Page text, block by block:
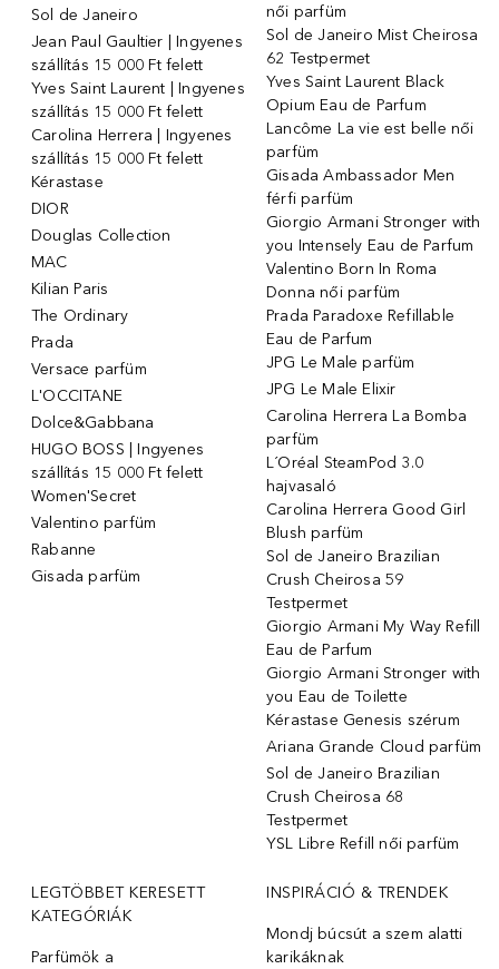
Sol de Janeiro
Jean Paul Gaultier | Ingyenes
szállítás 15 000 Ft felett
Yves Saint Laurent | Ingyenes
szállítás 15 000 Ft felett
Carolina Herrera | Ingyenes
szállítás 15 000 Ft felett
Kérastase
DIOR
Douglas Collection
MAC
Kilian Paris
The Ordinary
Prada
Versace parfüm
L'OCCITANE
Dolce&Gabbana
HUGO BOSS | Ingyenes
szállítás 15 000 Ft felett
Women'Secret
Valentino parfüm
Rabanne
Gisada parfüm
női parfüm
Sol de Janeiro Mist Cheirosa
62 Testpermet
Yves Saint Laurent Black
Opium Eau de Parfum
Lancôme La vie est belle női
parfüm
Gisada Ambassador Men
férfi parfüm
Giorgio Armani Stronger with
you Intensely Eau de Parfum
Valentino Born In Roma
Donna női parfüm
Prada Paradoxe Refillable
Eau de Parfum
JPG Le Male parfüm
JPG Le Male Elixir
Carolina Herrera La Bomba
parfüm
L´Oréal SteamPod 3.0
hajvasaló
Carolina Herrera Good Girl
Blush parfüm
Sol de Janeiro Brazilian
Crush Cheirosa 59
Testpermet
Giorgio Armani My Way Refill
Eau de Parfum
Giorgio Armani Stronger with
you Eau de Toilette
Kérastase Genesis szérum
Ariana Grande Cloud parfüm
Sol de Janeiro Brazilian
Crush Cheirosa 68
Testpermet
YSL Libre Refill női parfüm
LEGTÖBBET KERESETT
KATEGÓRIÁK
Parfümök ️a
INSPIRÁCIÓ & TRENDEK
Mondj búcsút a szem alatti
karikáknak